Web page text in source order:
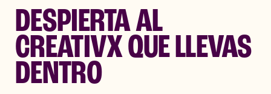
DESPIERTA AL
CREATIVX QUE LLEVAS
DENTRO